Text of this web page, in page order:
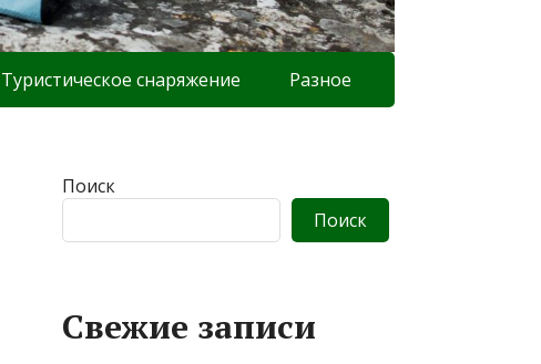
Туристическое снаряжение Разное
Поиск
Поиск
Свежие записи